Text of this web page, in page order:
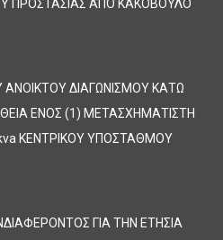
ΠΡΟΣΤΑΣΙΑΣ ΑΠΟ ΚΑΚΟΒΟΥΛΟ
ΔΙΑΓΩΝΙΣΜΟΥ ΚΑΤΩ
ΕΝΟΣ (1) ΜΕΤΑΣΧΗΜΑΤΙΣΤΗ
ΚΕΝΤΡΙΚΟΥ ΥΠΟΣΤΑΘΜΟΥ
ΓΙΑ ΤΗΝ ΕΤΗΣΙΑ